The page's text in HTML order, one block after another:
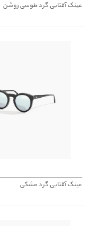
عینک آفتابی گرد طوسی روشن
عینک آفتابی گرد مشکی